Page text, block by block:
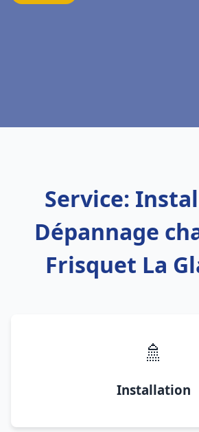
Service:
Dépannage
Frisquet La
🚿
Installation